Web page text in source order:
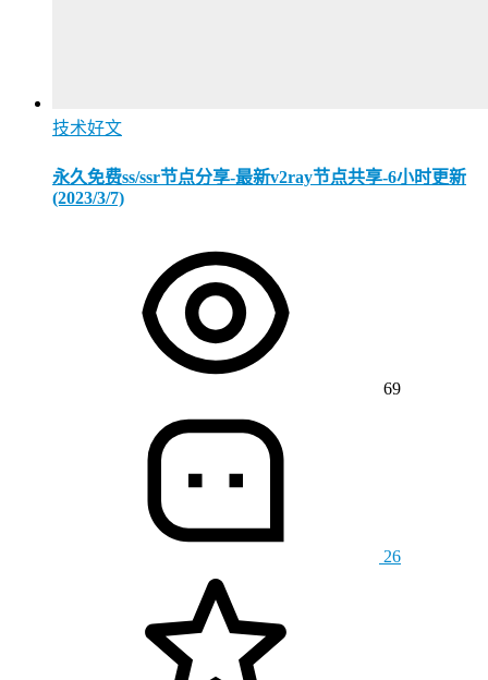
技术好文
永久免费ss/ssr节点分享-最新v2ray节点共享-6小时更新
(2023/3/7)
69
26